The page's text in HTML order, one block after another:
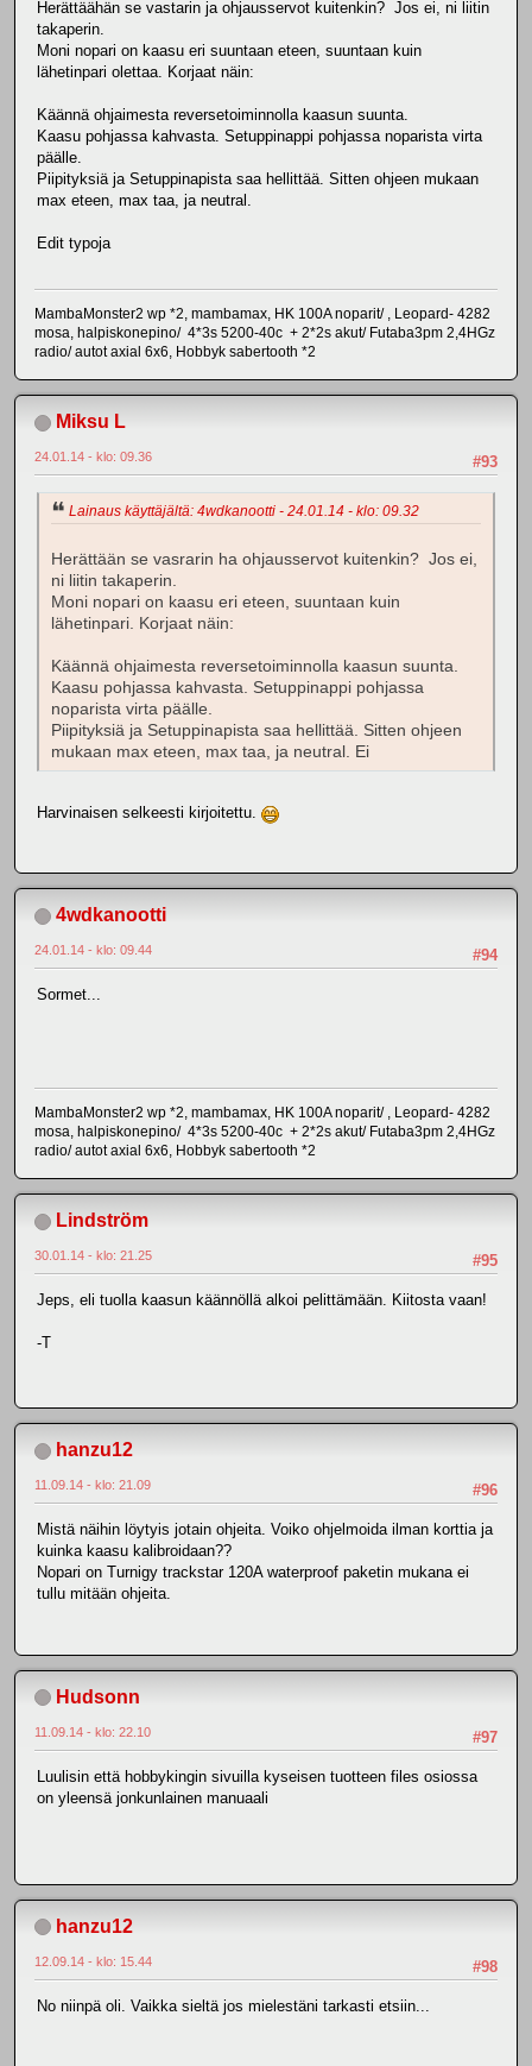
Herättäähän se vastarin ja ohjausservot kuitenkin? Jos ei, ni liitin
takaperin.
Moni nopari on kaasu eri suuntaan eteen, suuntaan kuin
lähetinpari olettaa. Korjaat näin:
Käännä ohjaimesta reversetoiminnolla kaasun suunta.
Kaasu pohjassa kahvasta. Setuppinappi pohjassa noparista virta
päälle.
Piipityksiä ja Setuppinapista saa hellittää. Sitten ohjeen mukaan
max eteen, max taa, ja neutral.
Edit typoja
MambaMonster2 wp *2, mambamax, HK 100A noparit/ , Leopard- 4282
mosa, halpiskonepino/ 4*3s 5200-40c + 2*2s akut/ Futaba3pm 2,4HGz
radio/ autot axial 6x6, Hobbyk sabertooth *2
Miksu L
#93
24.01.14 - klo: 09.36
Lainaus käyttäjältä: 4wdkanootti - 24.01.14 - klo: 09.32
Herättään se vasrarin ha ohjausservot kuitenkin? Jos ei,
ni liitin takaperin.
Moni nopari on kaasu eri eteen, suuntaan kuin
lähetinpari. Korjaat näin:
Käännä ohjaimesta reversetoiminnolla kaasun suunta.
Kaasu pohjassa kahvasta. Setuppinappi pohjassa
noparista virta päälle.
Piipityksiä ja Setuppinapista saa hellittää. Sitten ohjeen
mukaan max eteen, max taa, ja neutral. Ei
Harvinaisen selkeesti kirjoitettu.
4wdkanootti
#94
24.01.14 - klo: 09.44
Sormet...
MambaMonster2 wp *2, mambamax, HK 100A noparit/ , Leopard- 4282
mosa, halpiskonepino/ 4*3s 5200-40c + 2*2s akut/ Futaba3pm 2,4HGz
radio/ autot axial 6x6, Hobbyk sabertooth *2
Lindström
#95
30.01.14 - klo: 21.25
Jeps, eli tuolla kaasun käännöllä alkoi pelittämään. Kiitosta vaan!
-T
hanzu12
#96
11.09.14 - klo: 21.09
Mistä näihin löytyis jotain ohjeita. Voiko ohjelmoida ilman korttia ja
kuinka kaasu kalibroidaan??
Nopari on Turnigy trackstar 120A waterproof paketin mukana ei
tullu mitään ohjeita.
Hudsonn
#97
11.09.14 - klo: 22.10
Luulisin että hobbykingin sivuilla kyseisen tuotteen files osiossa
on yleensä jonkunlainen manuaali
hanzu12
#98
12.09.14 - klo: 15.44
No niinpä oli. Vaikka sieltä jos mielestäni tarkasti etsiin...